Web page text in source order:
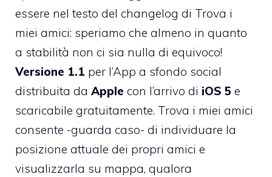
essere nel testo del changelog di Trova i
miei amici: speriamo che almeno in quanto
a stabilità non ci sia nulla di equivoco!
Versione 1.1 per l’App a sfondo social
distribuita da Apple con l’arrivo di iOS 5 e
scaricabile gratuitamente. Trova i miei amici
consente -guarda caso- di individuare la
posizione attuale dei propri amici e
visualizzarla su mappa, qualora